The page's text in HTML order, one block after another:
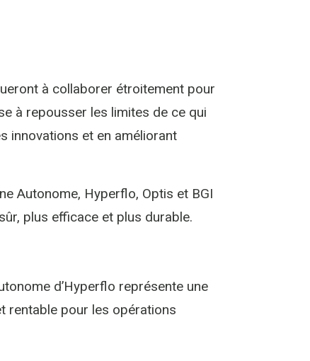
à collaborer étroitement pour
à repousser les limites de ce qui
innovations et en améliorant
Autonome, Hyperflo, Optis et BGI
plus efficace et plus durable.
d’Hyperflo représente une
rentable pour les opérations